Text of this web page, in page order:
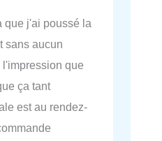
que j'ai poussé la
sans aucun
l'impression que
ça tant
est au rendez-